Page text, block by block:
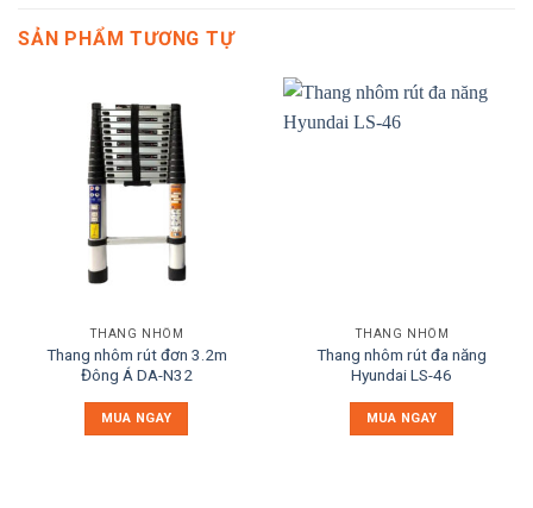
SẢN PHẨM TƯƠNG TỰ
THANG NHÔM
Thang nhôm rút đơn 3.2m
Đông Á DA-N32
MUA NGAY
THANG NHÔM
Thang nhôm rút đa năng
Hyundai LS-46
MUA NGAY